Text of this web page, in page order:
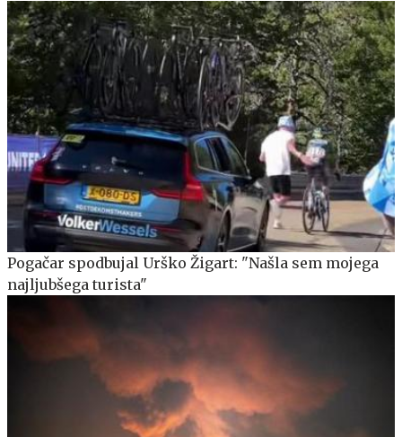
Pogačar spodbujal Urško Žigart: "Našla sem mojega
najljubšega turista"